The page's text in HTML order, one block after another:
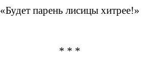
«Будет парень лисицы хитрее!»
* * *